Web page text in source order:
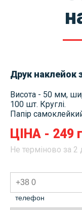
Друк наклейок
Висота - 50 мм,
100 шт. Круглі.
Папір
ЦІНА - 249
Не терміново за 2
телефон